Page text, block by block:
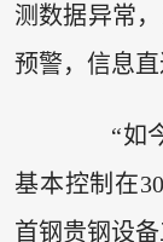
测数据异常
预警，信息直
“如今
基本控制在
首钢贵钢设